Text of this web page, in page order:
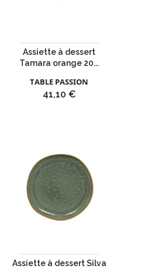
Assiette à dessert
Tamara orange 20...
TABLE PASSION
Prix
41,10 €
Assiette à dessert Silva